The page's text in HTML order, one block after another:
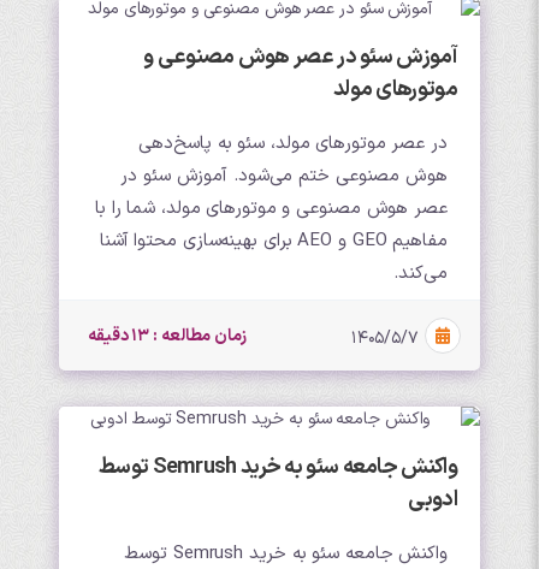
آموزش سئو در عصر هوش مصنوعی و
موتورهای مولد
در عصر موتورهای مولد، سئو به پاسخ‌دهی
هوش مصنوعی ختم می‌شود. آموزش سئو در
عصر هوش مصنوعی و موتورهای مولد، شما را با
مفاهیم GEO و AEO برای بهینه‌سازی محتوا آشنا
می‌کند.
۱۴۰۵/۵/۷ زمان مطالعه : 13 دقیقه
واکنش جامعه سئو به خرید Semrush توسط
ادوبی
واکنش جامعه سئو به خرید Semrush توسط